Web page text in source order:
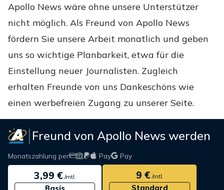
Apollo News wäre ohne unsere Unterstützer
nicht möglich. Als Freund von Apollo News
fördern Sie unsere Arbeit monatlich und geben
uns so wichtige Planbarkeit, etwa für die
Einstellung neuer Journalisten. Zugleich
erhalten Freunde von uns Dankeschöns wie
einen werbefreien Zugang zu unserer Seite.
Freund von Apollo News werden
Monatszahlung per Pay Pay
3,99 €/mtl. 9 €/mtl.
Standard